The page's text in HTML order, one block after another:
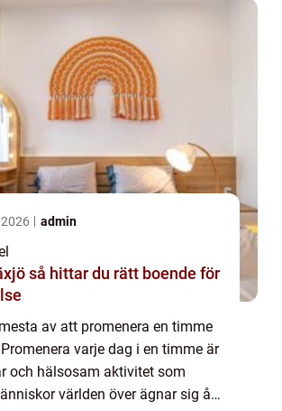
admin
för
av att promenera en timme
varje dag i en timme är
och hälsosam aktivitet som
världen över ägnar sig åt.